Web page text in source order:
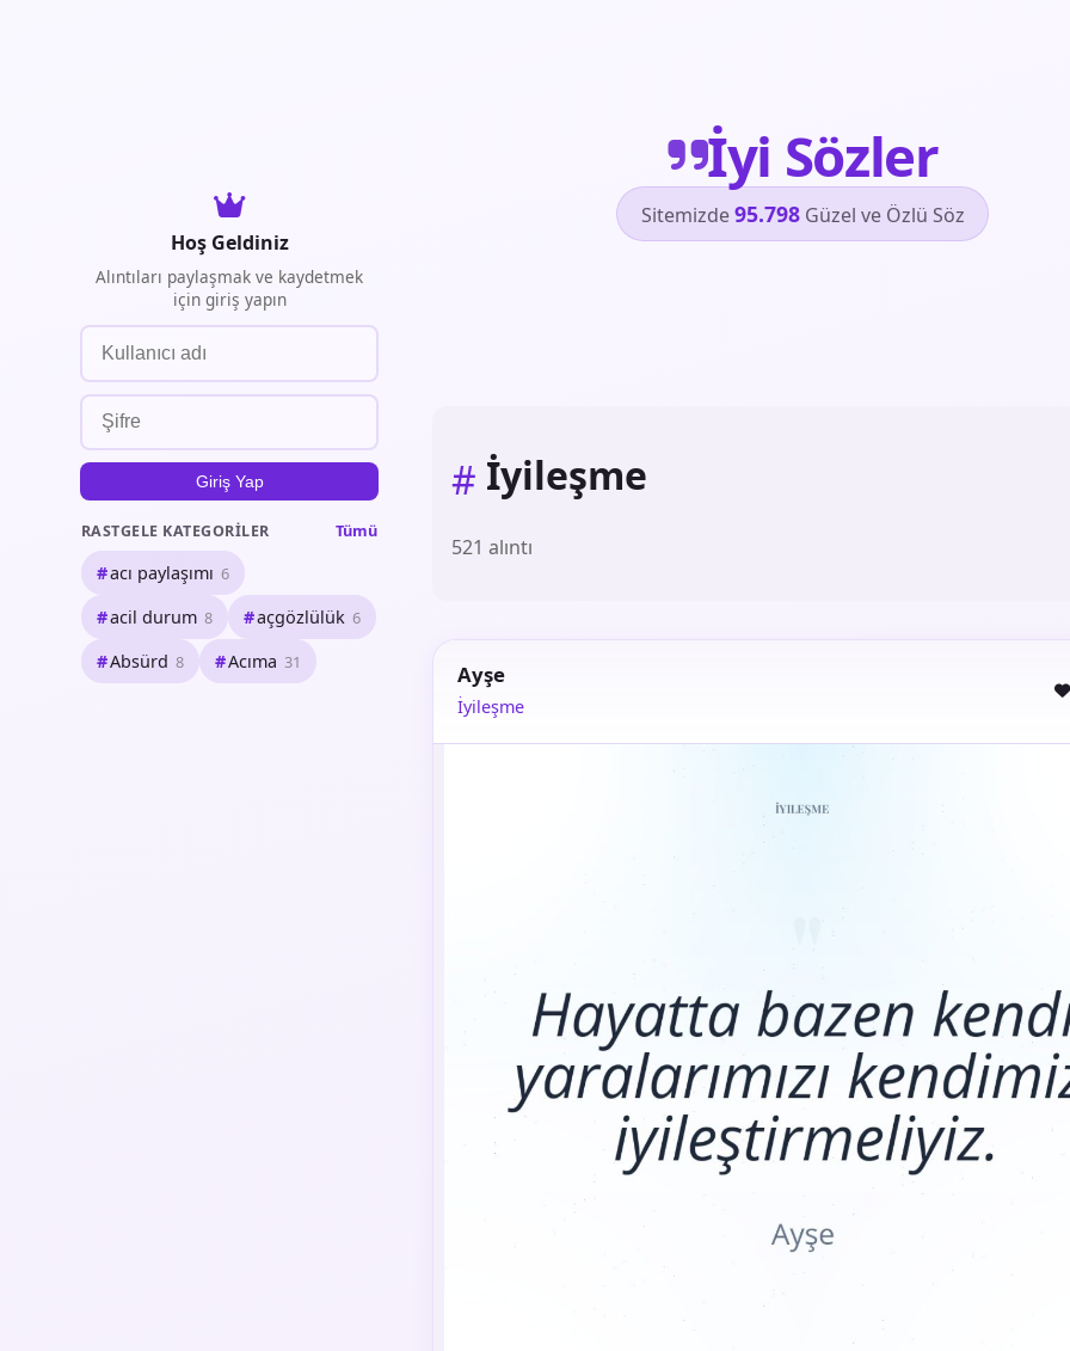
İyi Sözler
Sitemizde95.798Güzel ve Özlü Söz
Hoş Geldiniz
Alıntıları paylaşmak ve kaydetmek
için giriş yapın
Giriş Yap
RASTGELE KATEGORILER Tümü
acı paylaşımı 6
acil durum 8 açgözlülük 6
Absürd 8 Acıma 31
# İyileşme
521 alıntı
Ayşe
İyileşme